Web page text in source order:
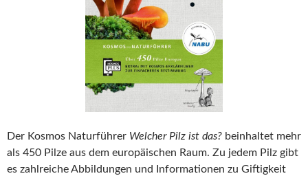
Der Kosmos Naturführer Welcher Pilz ist das? beinhaltet mehr
als 450 Pilze aus dem europäischen Raum. Zu jedem Pilz gibt
es zahlreiche Abbildungen und Informationen zu Giftigkeit